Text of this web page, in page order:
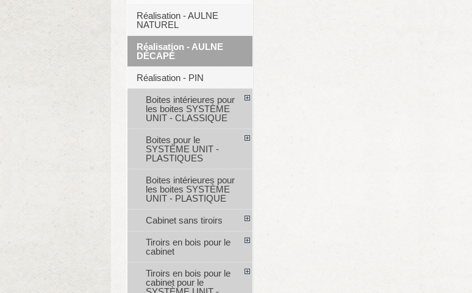
Réalisation - AULNE
NATUREL
Réalisation - AULNE
DÉCAPÉ
Réalisation - PIN
Boites intérieures pour
les boites SYSTÈME
UNIT - CLASSIQUE
Boites pour le
SYSTÈME UNIT -
PLASTIQUES
Boites intérieures pour
les boites SYSTÈME
UNIT - PLASTIQUE
Cabinet sans tiroirs
Tiroirs en bois pour le
cabinet
Tiroirs en bois pour le
cabinet pour le